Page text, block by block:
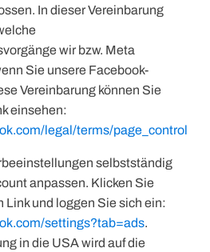
In dieser Vereinbarung
wir bzw. Meta
Sie unsere Facebook-
Vereinbarung können Sie
einsehen:
legal/terms/
selbstständig
anpassen. Klicken Sie
Link und loggen Sie sich ein:
settings?tab=ads.
in die USA wird auf die